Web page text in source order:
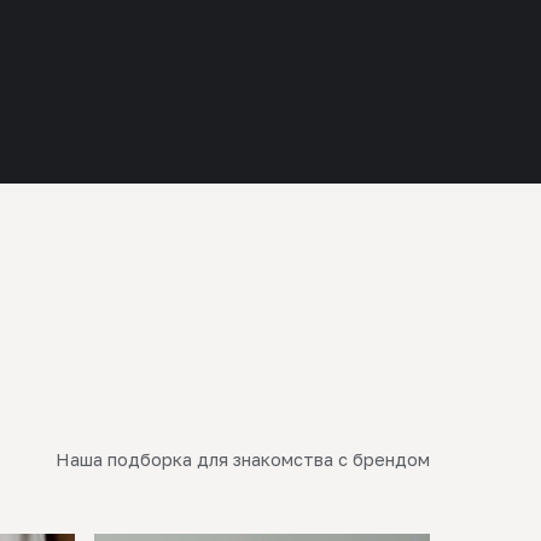
Наша подборка для знакомства с брендом